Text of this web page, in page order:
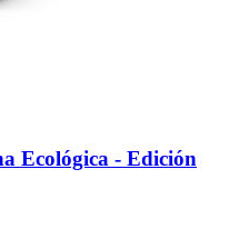
Ecológica -​ Edición